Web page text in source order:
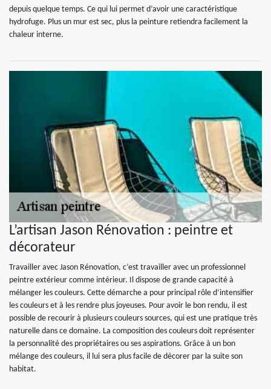
depuis quelque temps. Ce qui lui permet d’avoir une caractéristique
hydrofuge. Plus un mur est sec, plus la peinture retiendra facilement la
chaleur interne.
L’artisan Jason Rénovation : peintre et
décorateur
Travailler avec Jason Rénovation, c’est travailler avec un professionnel
peintre extérieur comme intérieur. Il dispose de grande capacité à
mélanger les couleurs. Cette démarche a pour principal rôle d’intensifier
les couleurs et à les rendre plus joyeuses. Pour avoir le bon rendu, il est
possible de recourir à plusieurs couleurs sources, qui est une pratique très
naturelle dans ce domaine. La composition des couleurs doit représenter
la personnalité des propriétaires ou ses aspirations. Grâce à un bon
mélange des couleurs, il lui sera plus facile de décorer par la suite son
habitat.